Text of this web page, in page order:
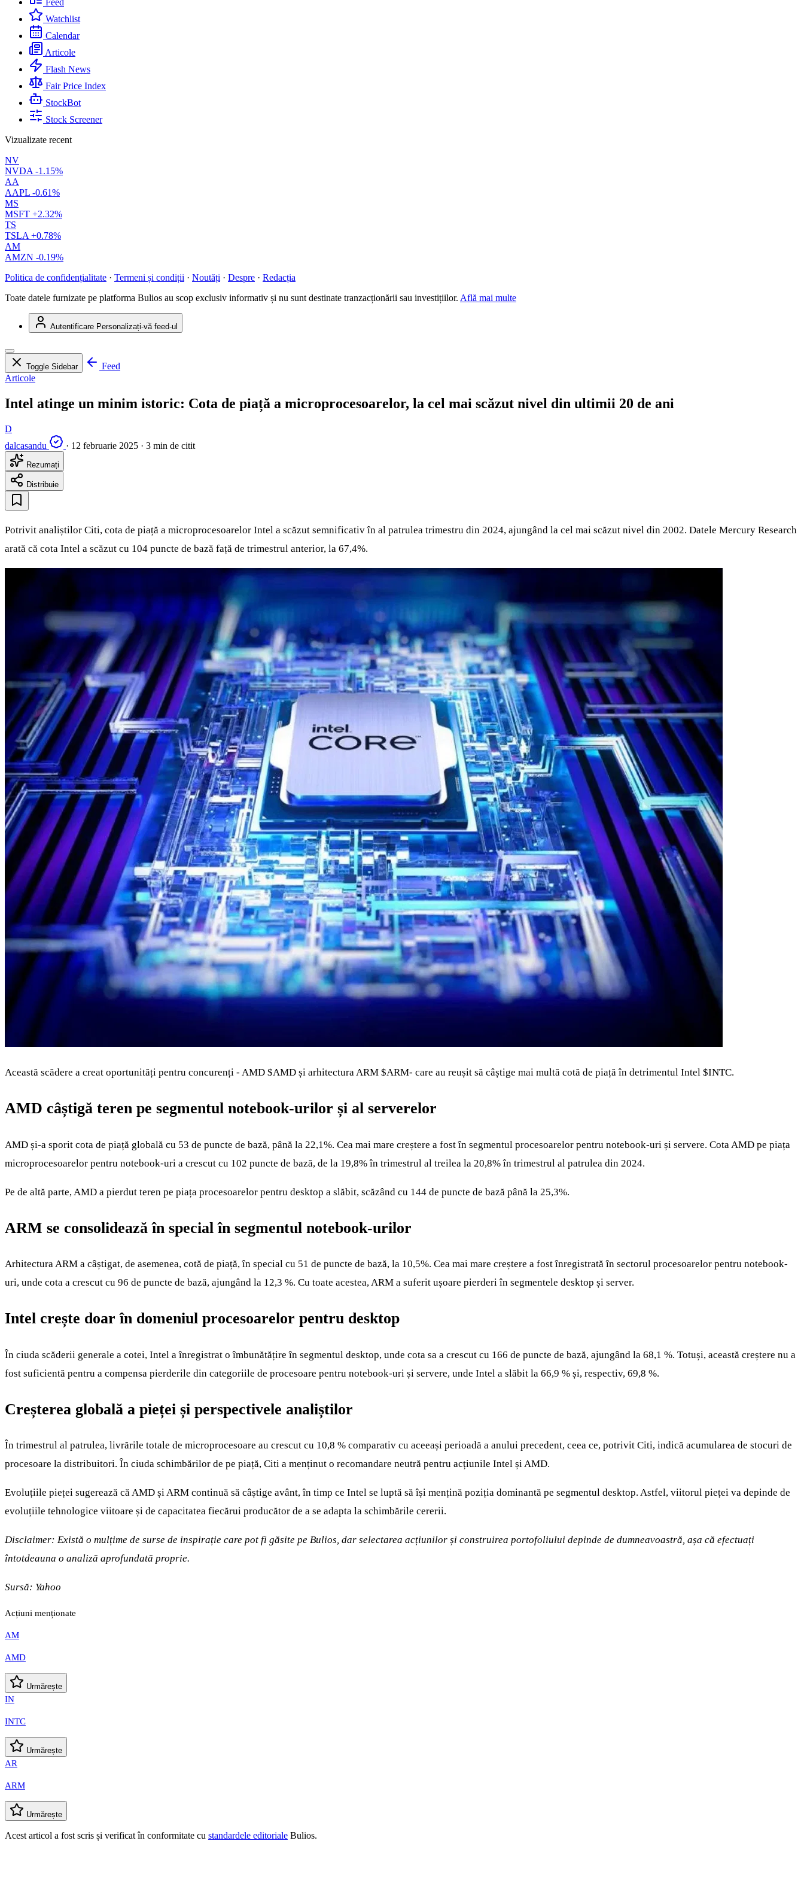
Feed
Watchlist
Calendar
Articole
Flash News
Fair Price Index
StockBot
Stock Screener
Vizualizate recent
NV
NVDA -1.15%
AA
AAPL -0.61%
MS
MSFT +2.32%
TS
TSLA +0.78%
AM
AMZN -0.19%
Politica de confidențialitate · Termeni și condiții · Noutăți · Despre · Redacția
Toate datele furnizate pe platforma Bulios au scop exclusiv informativ și nu sunt destinate tranzacționării sau investițiilor. Află mai multe
Autentificare Personalizați-vă feed-ul
Toggle Sidebar
Feed
Articole
Intel atinge un minim istoric: Cota de piață a microprocesoarelor, la cel mai scăzut nivel din ultimii 20 de ani
D
dalcasandu
· 12 februarie 2025 · 3 min de citit
Rezumați
Distribuie
Potrivit analiștilor Citi, cota de piață a microprocesoarelor Intel a scăzut semnificativ în al patrulea trimestru din 2024, ajungând la cel mai scăzut nivel din 2002. Datele Mercury Research
arată că cota Intel a scăzut cu 104 puncte de bază față de trimestrul anterior, la 67,4%.
Această scădere a creat oportunități pentru concurenți - AMD $AMD și arhitectura ARM $ARM- care au reușit să câștige mai multă cotă de piață în detrimentul Intel $INTC.
AMD câștigă teren pe segmentul notebook-urilor și al serverelor
AMD și-a sporit cota de piață globală cu 53 de puncte de bază, până la 22,1%. Cea mai mare creștere a fost în segmentul procesoarelor pentru notebook-uri și servere. Cota AMD pe piața
microprocesoarelor pentru notebook-uri a crescut cu 102 puncte de bază, de la 19,8% în trimestrul al treilea la 20,8% în trimestrul al patrulea din 2024.
Pe de altă parte, AMD a pierdut teren pe piața procesoarelor pentru desktop a slăbit, scăzând cu 144 de puncte de bază până la 25,3%.
ARM se consolidează în special în segmentul notebook-urilor
Arhitectura ARM a câștigat, de asemenea, cotă de piață, în special cu 51 de puncte de bază, la 10,5%. Cea mai mare creștere a fost înregistrată în sectorul procesoarelor pentru notebook-
uri, unde cota a crescut cu 96 de puncte de bază, ajungând la 12,3 %. Cu toate acestea, ARM a suferit ușoare pierderi în segmentele desktop și server.
Intel crește doar în domeniul procesoarelor pentru desktop
În ciuda scăderii generale a cotei, Intel a înregistrat o îmbunătățire în segmentul desktop, unde cota sa a crescut cu 166 de puncte de bază, ajungând la 68,1 %. Totuși, această creștere nu a
fost suficientă pentru a compensa pierderile din categoriile de procesoare pentru notebook-uri și servere, unde Intel a slăbit la 66,9 % și, respectiv, 69,8 %.
Creșterea globală a pieței și perspectivele analiștilor
În trimestrul al patrulea, livrările totale de microprocesoare au crescut cu 10,8 % comparativ cu aceeași perioadă a anului precedent, ceea ce, potrivit Citi, indică acumularea de stocuri de
procesoare la distribuitori. În ciuda schimbărilor de pe piață, Citi a menținut o recomandare neutră pentru acțiunile Intel și AMD.
Evoluțiile pieței sugerează că AMD și ARM continuă să câștige avânt, în timp ce Intel se luptă să își mențină poziția dominantă pe segmentul desktop. Astfel, viitorul pieței va depinde de
evoluțiile tehnologice viitoare și de capacitatea fiecărui producător de a se adapta la schimbările cererii.
Disclaimer: Există o mulțime de surse de inspirație care pot fi găsite pe Bulios, dar selectarea acțiunilor și construirea portofoliului depinde de dumneavoastră, așa că efectuați
întotdeauna o analiză aprofundată proprie.
Sursă: Yahoo
Acțiuni menționate
AM
AMD
Urmărește
IN
INTC
Urmărește
AR
ARM
Urmărește
Acest articol a fost scris și verificat în conformitate cu standardele editoriale Bulios.